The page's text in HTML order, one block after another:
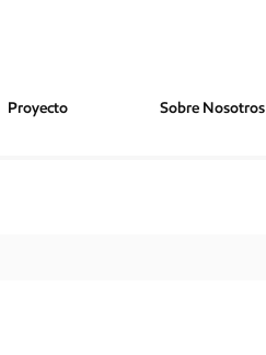
Proyecto Sobre Nosotros